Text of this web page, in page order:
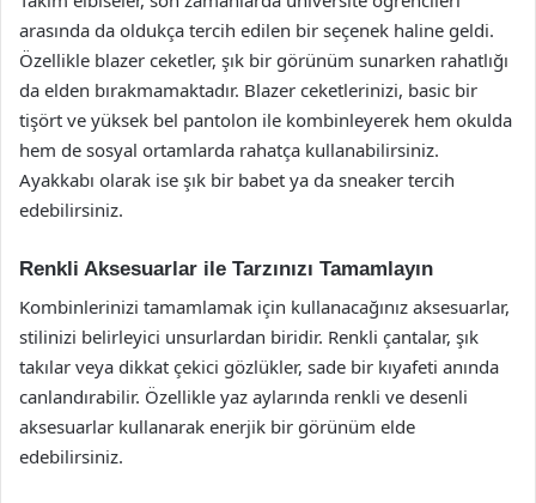
arasında da oldukça tercih edilen bir seçenek haline geldi.
Özellikle blazer ceketler, şık bir görünüm sunarken rahatlığı
da elden bırakmamaktadır. Blazer ceketlerinizi, basic bir
tişört ve yüksek bel pantolon ile kombinleyerek hem okulda
hem de sosyal ortamlarda rahatça kullanabilirsiniz.
Ayakkabı olarak ise şık bir babet ya da sneaker tercih
edebilirsiniz.
Renkli Aksesuarlar ile Tarzınızı Tamamlayın
Kombinlerinizi tamamlamak için kullanacağınız aksesuarlar,
stilinizi belirleyici unsurlardan biridir. Renkli çantalar, şık
takılar veya dikkat çekici gözlükler, sade bir kıyafeti anında
canlandırabilir. Özellikle yaz aylarında renkli ve desenli
aksesuarlar kullanarak enerjik bir görünüm elde
edebilirsiniz.